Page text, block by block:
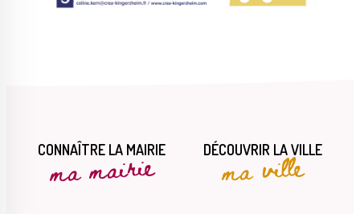
CONNAÎTRE LA MAIRIE
ma mairie DÉCOUVRIR LA VILLE
ma ville